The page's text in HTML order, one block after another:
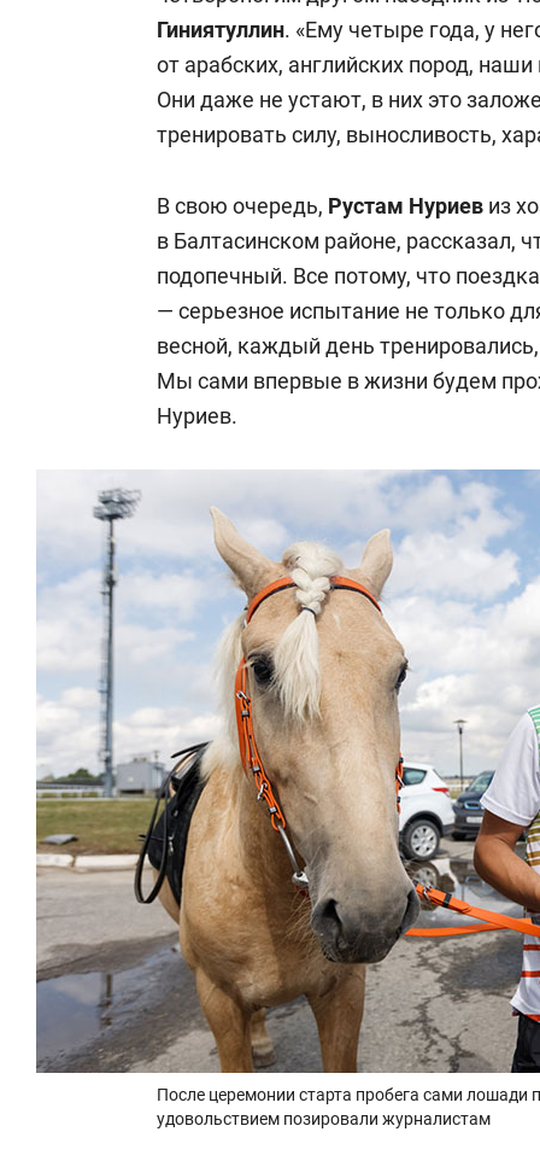
Гиниятуллин. «Ему четыре года, у
от арабских, английских пород,
Они даже не устают, в них это
тренировать силу, выносливость,
В свою очередь, Рустам Нуриев из
в Балтасинском районе, рассказал,
подопечный. Все потому, что
— серьезное испытание не только
весной, каждый день
Мы сами впервые в жизни будем
Нуриев.
После церемонии старта пробега сами лошади
удовольствием позировали журналистам